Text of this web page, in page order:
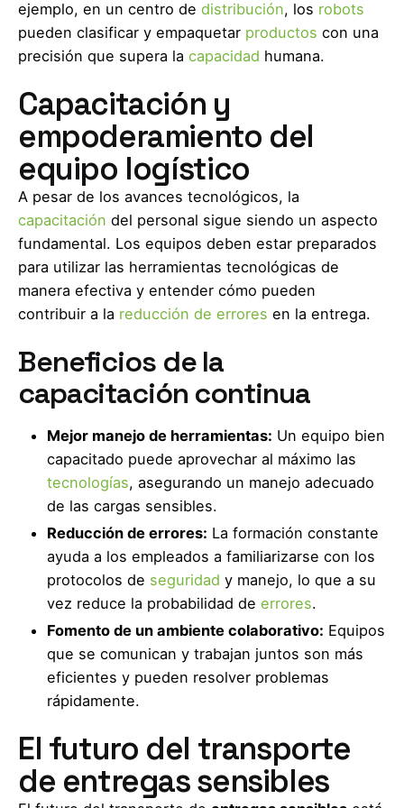
ejemplo, en un centro de distribución, los robots
pueden clasificar y empaquetar productos con una
precisión que supera la capacidad humana.
Capacitación y
empoderamiento del
equipo logístico
A pesar de los avances tecnológicos, la
capacitación del personal sigue siendo un aspecto
fundamental. Los equipos deben estar preparados
para utilizar las herramientas tecnológicas de
manera efectiva y entender cómo pueden
contribuir a la reducción de errores en la entrega.
Beneficios de la
capacitación continua
Mejor manejo de herramientas: Un equipo bien
capacitado puede aprovechar al máximo las
tecnologías, asegurando un manejo adecuado
de las cargas sensibles.
Reducción de errores: La formación constante
ayuda a los empleados a familiarizarse con los
protocolos de seguridad y manejo, lo que a su
vez reduce la probabilidad de errores.
Fomento de un ambiente colaborativo: Equipos
que se comunican y trabajan juntos son más
eficientes y pueden resolver problemas
rápidamente.
El futuro del transporte
de entregas sensibles